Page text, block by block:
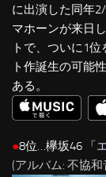
に出演した同年
マホーンが来日
トで、ついに1
ト作誕生の可能
ある。
●8位…欅坂46 「
(アルバム: 不協和